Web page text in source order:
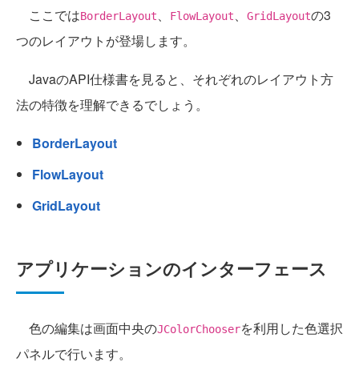
ここではBorderLayout FlowLayout GridLayoutの3
つのレイアウトが登場します。
JavaのAPI仕様書を見ると、それぞれのレイアウト方
法の特徴を理解できるでしょう。
BorderLayout
FlowLayout
GridLayout
アプリケーションのインターフェース
色の編集は画面中央のJColorChooserを利用した色選択
パネルで行います。